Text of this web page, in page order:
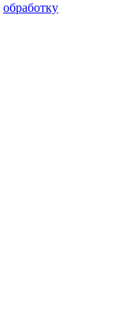
обработку